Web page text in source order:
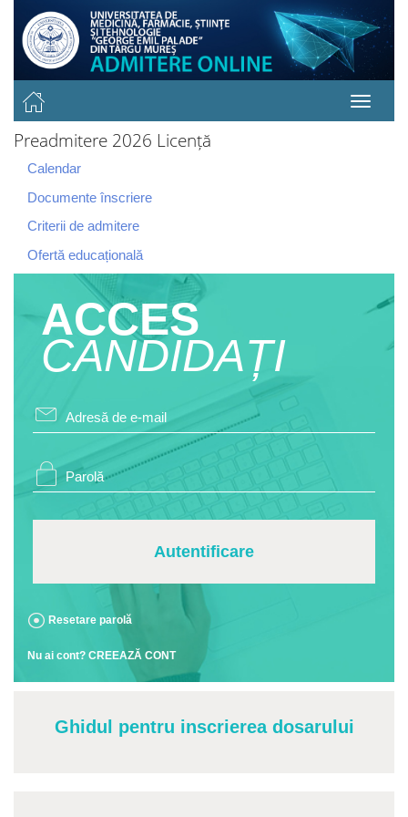
Preadmitere 2026 Licență
Calendar
Documente înscriere
Criterii de admitere
Ofertă educațională
ACCES
CANDIDAȚI
Autentificare
Resetare parolă
Nu ai cont? CREEAZĂ CONT
Ghidul pentru inscrierea dosarului